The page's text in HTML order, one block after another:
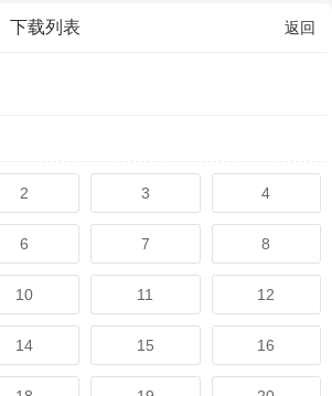
下载列表 返回
2 3 4
6 7 8
10 11 12
14 15 16